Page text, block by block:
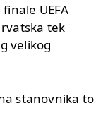
UEFA
tek
velikog
stanovnika to